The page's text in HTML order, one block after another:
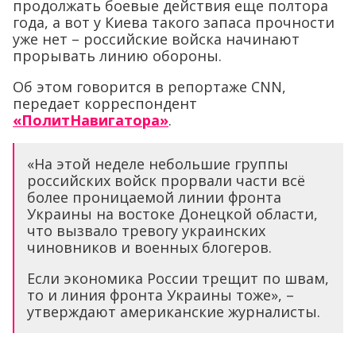
продолжать боевые действия еще полтора
года, а вот у Киева такого запаса прочности
уже нет – российские войска начинают
прорывать линию обороны.
Об этом говорится в репортаже CNN,
передает корреспондент
«ПолитНавигатора».
«На этой неделе небольшие группы
российских войск прорвали части всё
более проницаемой линии фронта
Украины на востоке Донецкой области,
что вызвало тревогу украинских
чиновников и военных блогеров.
Если экономика России трещит по швам,
то и линия фронта Украины тоже», –
утверждают американские журналисты.